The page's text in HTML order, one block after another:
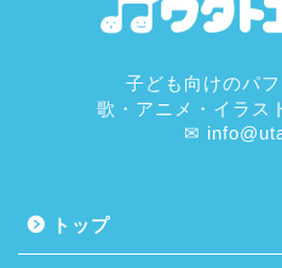
子ども向けのパフ
歌・アニメ・イラス
✉
トップ